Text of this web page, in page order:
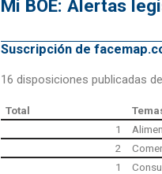
Mi BOE: Alertas
Suscripción de
16 disposiciones publicadas
Total
1
2
1